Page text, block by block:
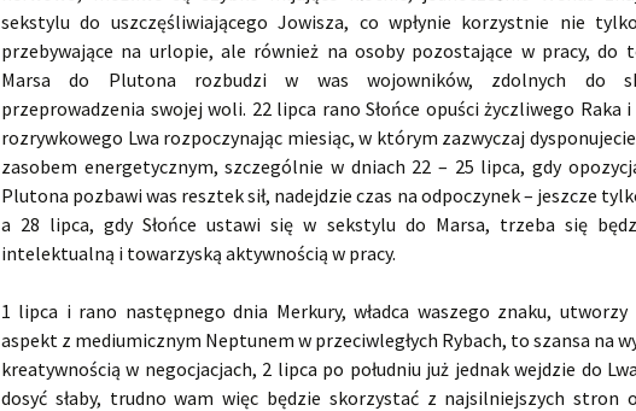
sekstylu do uszczęśliwiającego Jowisza, co wpłynie korzystnie nie
przebywające na urlopie, ale również na osoby pozostające w pracy, do
Marsa do Plutona rozbudzi w was wojowników, zdolnych do
przeprowadzenia swojej woli. 22 lipca rano Słońce opuści życzliwego Raka
rozrywkowego Lwa rozpoczynając miesiąc, w którym zazwyczaj
zasobem energetycznym, szczególnie w dniach 22 – 25 lipca, gdy
Plutona pozbawi was resztek sił, nadejdzie czas na odpoczynek – jeszcze
a 28 lipca, gdy Słońce ustawi się w sekstylu do Marsa, trzeba się
intelektualną i towarzyską aktywnością w pracy.
1 lipca i rano następnego dnia Merkury, władca waszego znaku,
aspekt z mediumicznym Neptunem w przeciwległych Rybach, to szansa na
kreatywnością w negocjacjach, 2 lipca po południu już jednak wejdzie do
dosyć słaby, trudno wam więc będzie skorzystać z najsilniejszych stron